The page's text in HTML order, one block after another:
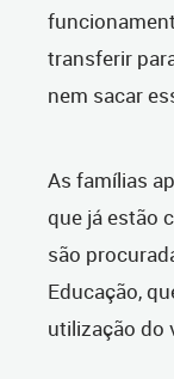
transferir
nem sacar
As famílias
que já estão
são
Educação,
utilização do